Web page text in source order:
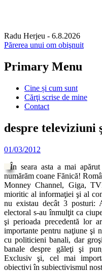
Radu Herjeu - 6.8.2026
Părerea unui om obişnuit
Primary Menu
Skip
content
Cine și cum sunt
Cărţi scrise de mine
Contact
despre
01/03/2012
În seara asta a mai
numărăm coane Fănică!
Monney Channel, Giga,
mioritic al informaţiei şi al
nu existau decât 3 posturi:
electoral s-au înmulţit ca
şi perioada precedentă lor
importante pentru naţiune şi
cu politicieni banali, dar
banale despre găleţi şi
Exclusiv şi, cel mai
obiectivi în subiectivismul